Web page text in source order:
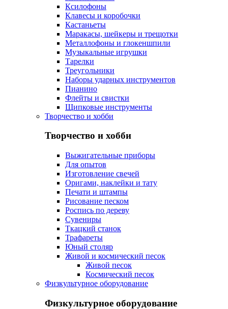
Ксилофоны
Клавесы и коробочки
Кастаньеты
Маракасы, шейкеры и трещотки
Металлофоны и глокеншпили
Музыкальные игрушки
Тарелки
Треугольники
Наборы ударных инструментов
Пианино
Флейты и свистки
Щипковые инструменты
Творчество и хобби
Творчество и хобби
Выжигательные приборы
Для опытов
Изготовление свечей
Оригами, наклейки и тату
Печати и штампы
Рисование песком
Роспись по дереву
Сувениры
Ткацкий станок
Трафареты
Юный столяр
Живой и космический песок
Живой песок
Космический песок
Физкультурное оборудование
Физкультурное оборудование